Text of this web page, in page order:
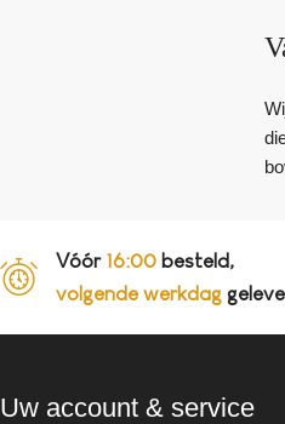
Vóór 16:00 besteld,
volgende werkdag
Uw account & service